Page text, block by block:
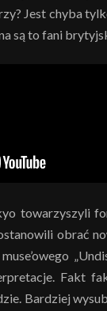
Jest chyba
są to fani
towarzyszyli
obrać
Fakt
Bardziej